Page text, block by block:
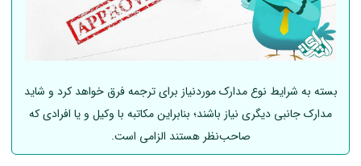
بسته به شرایط نوع مدارک موردنیاز برای ترجمه فرق خواهد کرد و شاید
مدارک جانبی دیگری نیاز باشند؛ بنابراین مکاتبه با وکیل و یا افرادی که
صاحب‌نظر هستند الزامی است.